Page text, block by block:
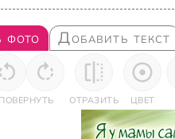
фото Добавить текст
ПОВЕРНУТЬ ОТРАЗИТЬ ЦВЕТ